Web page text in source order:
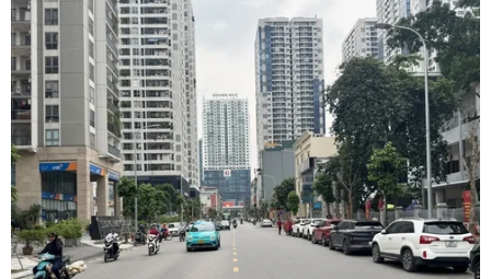
Giá vàng tăng phiên thứ tư liên tiếp,
chạm mức cao nhất trong 7 tuần
06/08/2026 08:36
Xăng dầu trong nước đồng loạt giảm,
E10RON95-III xuống còn 22.324